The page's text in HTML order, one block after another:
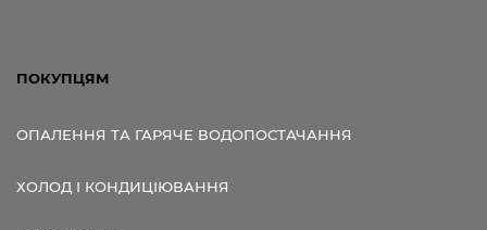
ПОКУПЦЯМ
ОПАЛЕННЯ ТА ГАРЯЧЕ ВОДОПОСТАЧАННЯ
ХОЛОД І КОНДИЦІЮВАННЯ